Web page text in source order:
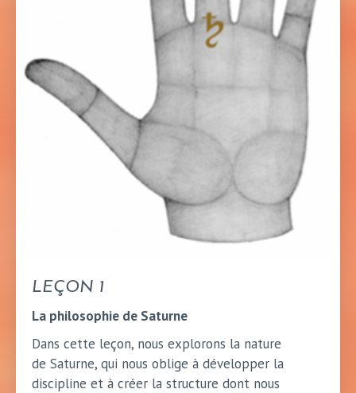
LEÇON 1
La philosophie de Saturne
Dans cette leçon, nous explorons la nature
de Saturne, qui nous oblige à développer la
discipline et à créer la structure dont nous